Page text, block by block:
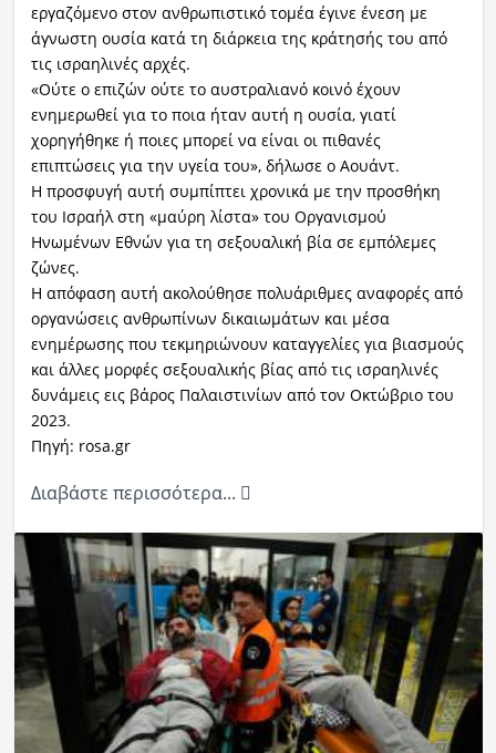
εργαζόμενο στον ανθρωπιστικό τομέα έγινε ένεση με
άγνωστη ουσία κατά τη διάρκεια της κράτησής του από
τις ισραηλινές αρχές.
«Ούτε ο επιζών ούτε το αυστραλιανό κοινό έχουν
ενημερωθεί για το ποια ήταν αυτή η ουσία, γιατί
χορηγήθηκε ή ποιες μπορεί να είναι οι πιθανές
επιπτώσεις για την υγεία του», δήλωσε ο Αουάντ.
Η προσφυγή αυτή συμπίπτει χρονικά με την προσθήκη
του Ισραήλ στη «μαύρη λίστα» του Οργανισμού
Ηνωμένων Εθνών για τη σεξουαλική βία σε εμπόλεμες
ζώνες.
Η απόφαση αυτή ακολούθησε πολυάριθμες αναφορές από
οργανώσεις ανθρωπίνων δικαιωμάτων και μέσα
ενημέρωσης που τεκμηριώνουν καταγγελίες για βιασμούς
και άλλες μορφές σεξουαλικής βίας από τις ισραηλινές
δυνάμεις εις βάρος Παλαιστινίων από τον Οκτώβριο του
2023.
Πηγή: rosa.gr
Διαβάστε περισσότερα...